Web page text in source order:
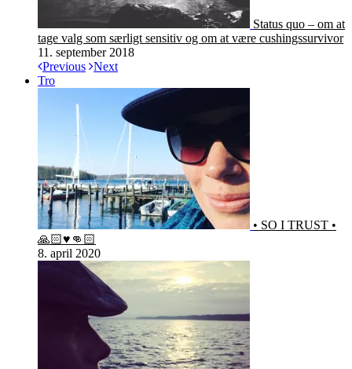
Status quo – om at
tage valg som særligt sensitiv og om at være cushingssurvivor
11. september 2018
Previous Next
Tro
• SO I TRUST •
🙏🏻♥️👊🏻
8. april 2020